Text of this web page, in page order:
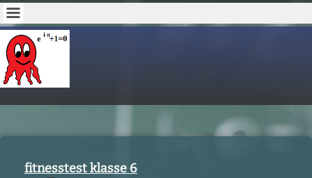
fitnesstest klasse 6